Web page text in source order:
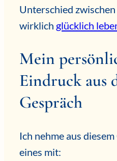
Unterschied zwischen
wirklich glücklich
Mein
Eindruck aus
Gespräch
Ich nehme aus
eines mit: